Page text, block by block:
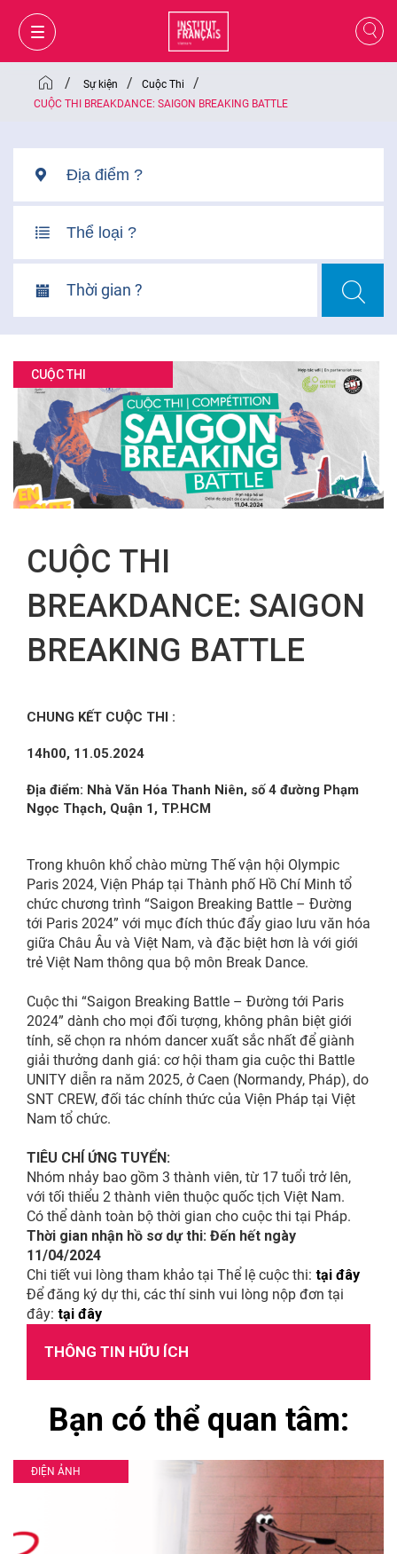
GIỎ HÀNG ĐĂNG NHẬP
VI
FR
/ Sự kiện / Cuộc Thi /
CUỘC THI BREAKDANCE: SAIGON BREAKING BATTLE
Thời gian ?
CUỘC THI
CUỘC THI
BREAKDANCE: SAIGON
BREAKING BATTLE
CHUNG KẾT CUỘC THI :
14h00, 11.05.2024
Địa điểm: Nhà Văn Hóa Thanh Niên, số 4 đường Phạm
Ngọc Thạch, Quận 1, TP.HCM
Trong khuôn khổ chào mừng Thế vận hội Olympic
Paris 2024, Viện Pháp tại Thành phố Hồ Chí Minh tổ
chức chương trình “Saigon Breaking Battle – Đường
tới Paris 2024” với mục đích thúc đẩy giao lưu văn hóa
giữa Châu Âu và Việt Nam, và đặc biệt hơn là với giới
trẻ Việt Nam thông qua bộ môn Break Dance.
Cuộc thi “Saigon Breaking Battle – Đường tới Paris
2024” dành cho mọi đối tượng, không phân biệt giới
tính, sẽ chọn ra nhóm dancer xuất sắc nhất để giành
giải thưởng danh giá: cơ hội tham gia cuộc thi Battle
UNITY diễn ra năm 2025, ở Caen (Normandy, Pháp), do
SNT CREW, đối tác chính thức của Viện Pháp tại Việt
Nam tổ chức.
TIÊU CHÍ ỨNG TUYỂN:
Nhóm nhảy bao gồm 3 thành viên, từ 17 tuổi trở lên,
với tối thiểu 2 thành viên thuộc quốc tịch Việt Nam.
Có thể dành toàn bộ thời gian cho cuộc thi tại Pháp.
Thời gian nhận hồ sơ dự thi: Đến hết ngày
11/04/2024
Chi tiết vui lòng tham khảo tại Thể lệ cuộc thi: tại đây
Để đăng ký dự thi, các thí sinh vui lòng nộp đơn tại
đây: tại đây
THÔNG TIN HỮU ÍCH
Bạn có thể quan tâm:
ĐIỆN ẢNH